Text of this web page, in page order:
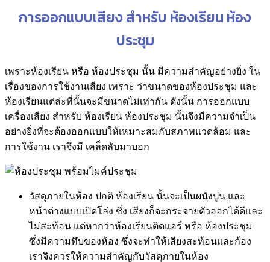
การออกแบบเสียง สำหรับ ห้องเรียน ห้อง
ประชุม
เพราะห้องเรียน หรือ ห้องประชุม นั้น มีความสำคัญอย่างยิ่ง ใน
เรื่องของการใช้งานเสียง เพราะ ว่าขนาดของห้องประชุม และ
ห้องเรียนแต่ล่ะที่นั้นจะมีขนาดไม่เท่ากัน ดังนั้น การออกแบบ
เครื่องเสียง สำหรับ ห้องเรียน ห้องประชุม นั้นจึงมีความจำเป็น
อย่างยิ่งที่จะต้องออกแบบให้เหมาะสมกับสภาพแวดล้อม และ
การใช้งาน เราจึงมี เคล็ดลับมาบอก
วัสดุภายในห้อง ปกติ ห้องเรียน นั้นจะเป็นผนังปูน และ
หน้าต่างแบบเปิดโล่ง ซึ่ง เสียงก็จะกระจายตัวออกได้ดีและ
ไม่สะท้อน แต่หากว่าห้องเรียนติดแอร์ หรือ ห้องประชุม
ซึ่งมีความทึบของห้อง ซึ่งจะทำให้เสียงสะท้อนและก้อง
เราจึงควรให้ความสำคัญกับวัสดุภายในห้อง